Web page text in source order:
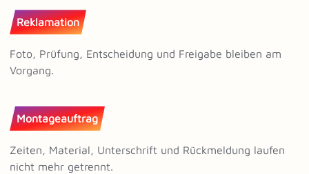
Reklamation
Foto, Prüfung, Entscheidung und Freigabe bleiben am
Vorgang.
Montageauftrag
Zeiten, Material, Unterschrift und Rückmeldung laufen
nicht mehr getrennt.